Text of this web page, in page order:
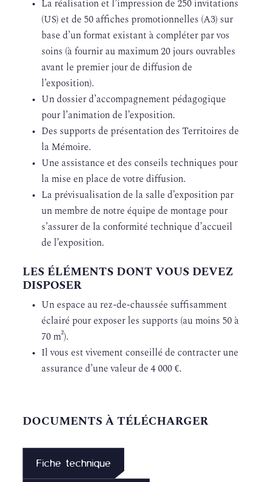
La réalisation et l’impression de 250 invitations
(US) et de 50 affiches promotionnelles (A3) sur
base d’un format existant à compléter par vos
soins (à fournir au maximum 20 jours ouvrables
avant le premier jour de diffusion de
l’exposition).
Un dossier d’accompagnement pédagogique
pour l’animation de l’exposition.
Des supports de présentation des Territoires de
la Mémoire.
Une assistance et des conseils techniques pour
la mise en place de votre diffusion.
La prévisualisation de la salle d’exposition par
un membre de notre équipe de montage pour
s’assurer de la conformité technique d’accueil
de l’exposition.
LES ÉLÉMENTS DONT VOUS DEVEZ
DISPOSER
Un espace au rez-de-chaussée suffisamment
éclairé pour exposer les supports (au moins 50 à
70 m²).
Il vous est vivement conseillé de contracter une
assurance d’une valeur de 4 000 €.
DOCUMENTS À TÉLÉCHARGER
Fiche technique